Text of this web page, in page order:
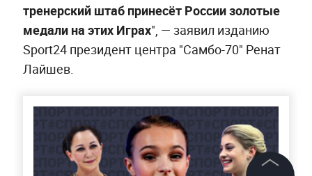
тренерский штаб принесёт России золотые
медали на этих Играх", — заявил изданию
Sport24 президент центра "Самбо-70" Ренат
Лайшев.